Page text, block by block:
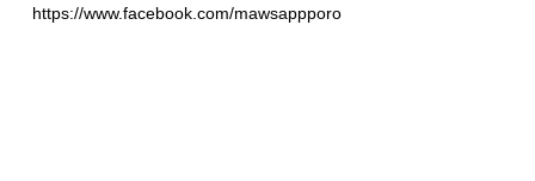
https://www.facebook.com/mawsappporo